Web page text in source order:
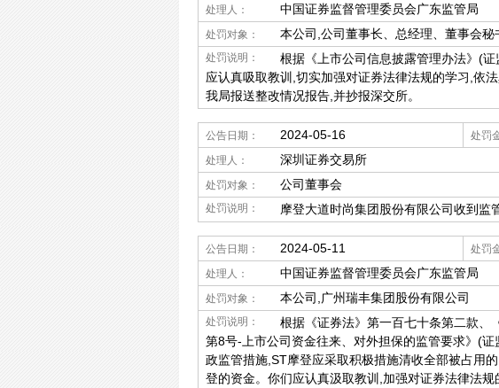
处理人： 中国证券监督管理委员会广东监管局
处罚对象： 本公司,公司董事长、总经理、董事会秘
处罚说明：
根据《上市公司信息披露管理办法》(
应认真吸取教训,切实加强对证券法律法规的学习,依
我局报送整改情况报告,并抄报深交所。
公告日期： 2024-05-16 处罚
处理人： 深圳证券交易所
处罚对象： 公司董事会
处罚说明：
摩登大道时尚集团股份有限公司收到监
公告日期： 2024-05-11 处罚
处理人： 中国证券监督管理委员会广东监管局
处罚对象： 本公司,广州瑞丰集团股份有限公司
处罚说明：
根据《证券法》第一百七十条第二款、
第8号-上市公司资金往来、对外担保的监管要求》(
政监管措施,ST摩登应采取积极措施清收全部被占用
登的资金。你们应认真汲取教训,加强对证券法律法